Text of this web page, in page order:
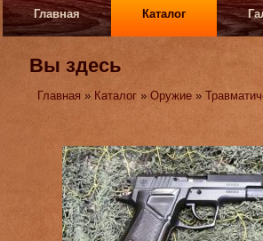
Главная Каталог
Вы здесь
Главная » Каталог »Оружие »